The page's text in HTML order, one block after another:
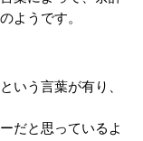
ようです。
いう言葉が有り、
だと思っているよ